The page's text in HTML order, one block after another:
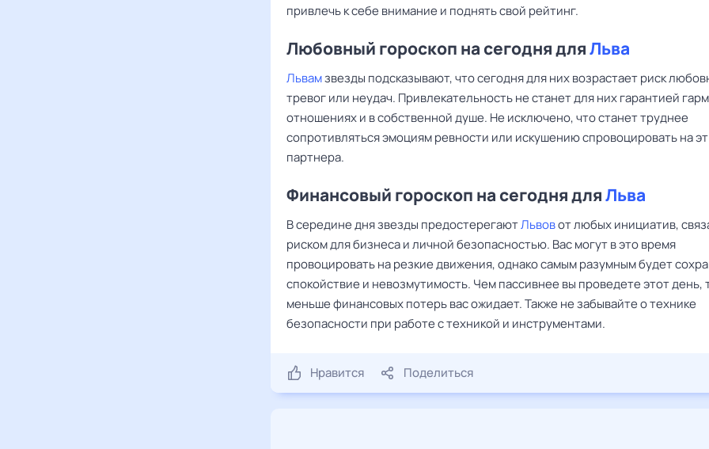
привлечь к себе внимание и поднять свой рейтинг.
Любовный гороскоп на сегодня дляЛьва
Львамзвезды подсказывают, что сегодня для них возрастает риск
тревог или неудач. Привлекательность не станет для них гарантией
отношениях и в собственной душе. Не исключено, что станет труднее
сопротивляться эмоциям ревности или искушению спровоцировать на
партнера.
Финансовый гороскоп на сегодня дляЛьва
В середине дня звезды предостерегаютЛьвовот любых инициатив,
риском для бизнеса и личной безопасностью. Вас могут в это время
провоцировать на резкие движения, однако самым разумным будет
спокойствие и невозмутимость. Чем пассивнее вы проведете этот день,
меньше финансовых потерь вас ожидает. Также не забывайте о технике
безопасности при работе с техникой и инструментами.
Нравится Поделиться